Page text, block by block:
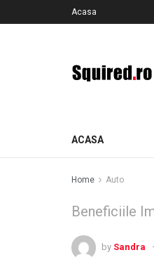
Acasa
ACASA
Home Auto
Beneficiile
by Sandra